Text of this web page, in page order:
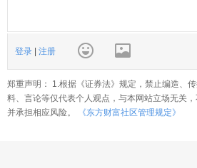
登录 | 注册
郑重声明： 1.根据《证券法》规定，禁止编造、
料、言论等仅代表个人观点，与本网站立场无关
并承担相应风险。
《东方财富社区管理规定》